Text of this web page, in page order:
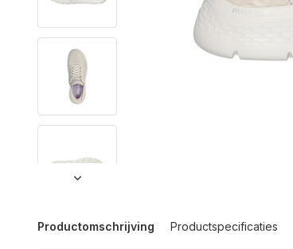
Productomschrijving Productspecificaties